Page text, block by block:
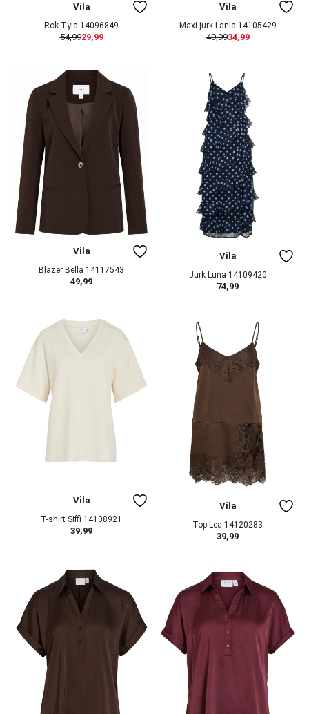
Vila
Rok Tyla 14096849
54,9929,99
Vila
Maxi jurk Lania 14105429
49,9934,99
Vila
Blazer Bella 14117543
49,99
Vila
Jurk Luna 14109420
74,99
Vila
T-shirt Siffi 14108921
39,99
Vila
Top Lea 14120283
39,99